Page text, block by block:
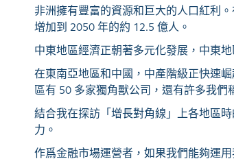
非洲擁有豐富的資源和巨大的人口紅利
增加到 2050 年的約 12.5 億人。
中東地區經濟正朝著多元化發展，中東
在東南亞地區和中國，中產階級正快速
區有 50 多家獨角獸公司，還有許多我
結合我在探訪「增長對角線」上各地區
力。
作爲金融市場運營者，如果我們能夠運